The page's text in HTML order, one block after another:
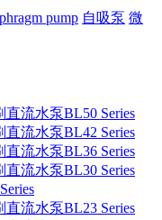
pump 自吸泵 微
直流水泵BL50 Series
直流水泵BL42 Series
直流水泵BL36 Series
直流水泵BL30 Series
直流水泵BL23 Series